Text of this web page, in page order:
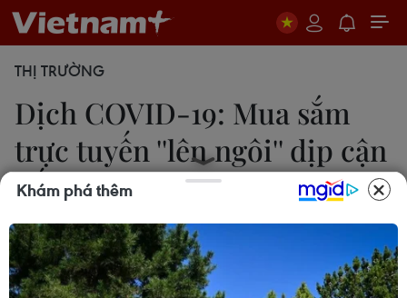
THỊ TRƯỜNG
Dịch COVID-19: Mua sắm
trực tuyến ''lên ngôi'' dịp cận
Tết
Ngọc Quỳnh
07/02/2021 02:42
Khám phá thêm